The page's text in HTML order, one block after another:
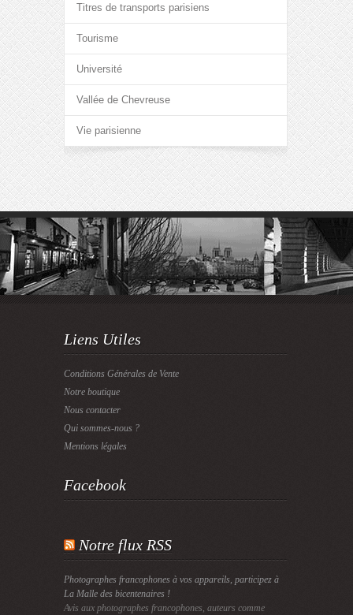
Titres de transports parisiens
Tourisme
Université
Vallée de Chevreuse
Vie parisienne
Liens Utiles
Conditions Générales de Vente
Notre boutique
Nous contacter
Qui sommes-nous ?
Mentions légales
Facebook
Notre flux RSS
Photographes francophones à vos appareils, participez à
La Malle des bicentenaires !
Avis aux photographes francophones, auteurs comme